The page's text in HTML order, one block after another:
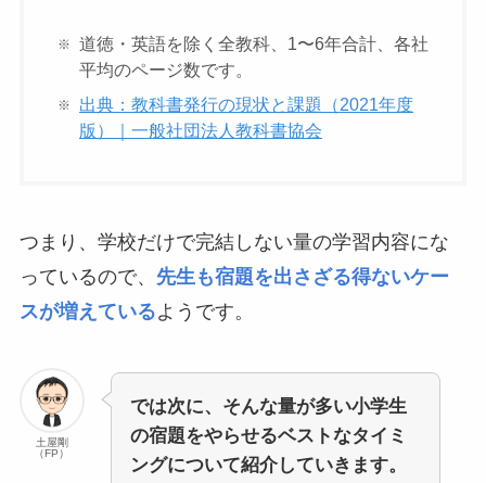
道徳・英語を除く全教科、1〜6年合計、各社
平均のページ数です。
出典：教科書発行の現状と課題（2021年度
版）｜一般社団法人教科書協会
つまり、学校だけで完結しない量の学習内容にな
っているので、 先生も宿題を出さざる得ないケー
スが増えているようです。
土屋剛
（FP）
では次に、そんな量が多い小学生
の宿題をやらせるベストなタイミ
ングについて紹介していきます。